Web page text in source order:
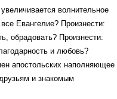
волнительное
Евангелие? Произнести:
обрадовать? Произнести:
и любовь?
апостольских наполняющее
и знакомым